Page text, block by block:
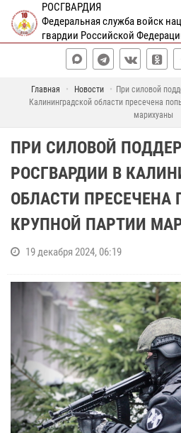
РОСГВАРДИЯ
Федеральная служба войск
гвардии Российской
Главная Новости
При силовой
Калининградской области пресечена
марихуаны
ПРИ СИЛОВОЙ
РОСГВАРДИИ В
ОБЛАСТИ ПРЕСЕЧЕНА
КРУПНОЙ ПАРТИИ
19 декабря 2024, 06:19